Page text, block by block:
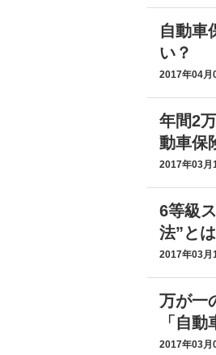
自動車
い？
2017年04月
年間2
動車保
2017年03月
6等級
法”と
2017年03月
万が一
「自動
2017年03月